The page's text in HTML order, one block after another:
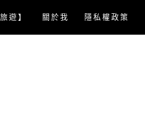
遊】 關於我 隱私權政策